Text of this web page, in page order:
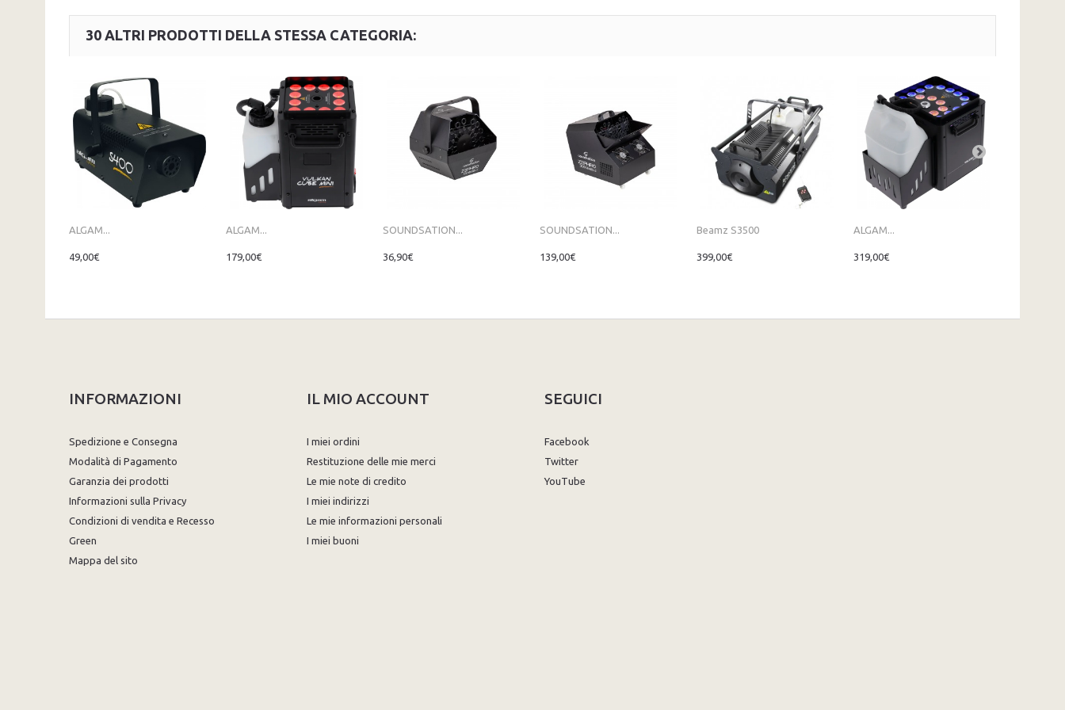
30 ALTRI PRODOTTI DELLA STESSA CATEGORIA:
ALGAM...
49,00€
ALGAM...
179,00€
SOUNDSATION...
36,90€
SOUNDSATION...
139,00€
Beamz S3500
399,00€
ALGAM...
319,00€
INFORMAZIONI
Spedizione e Consegna
Modalità di Pagamento
Garanzia dei prodotti
Informazioni sulla Privacy
Condizioni di vendita e Recesso
Green
Mappa del sito
IL MIO ACCOUNT
I miei ordini
Restituzione delle mie merci
Le mie note di credito
I miei indirizzi
Le mie informazioni personali
I miei buoni
SEGUICI
Facebook
Twitter
YouTube